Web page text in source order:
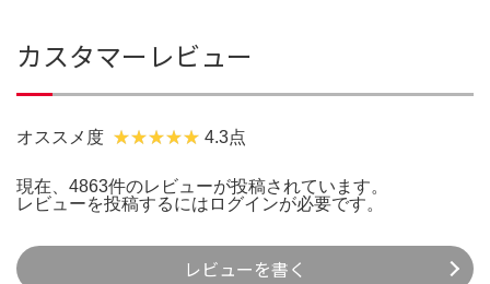
カスタマーレビュー
オススメ度 4.3点
現在、4863件のレビューが投稿されています。
レビューを投稿するには ログインが必要です。
レビューを書く